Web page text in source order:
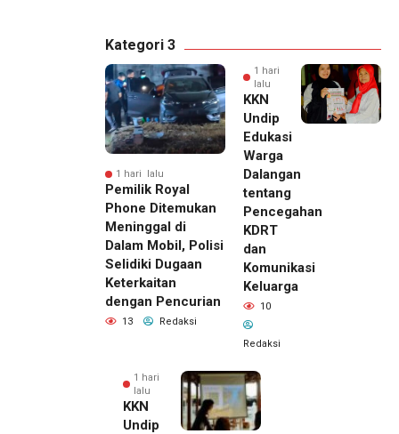
Kategori 3
1 hari lalu
Pemilik Royal
Phone Ditemukan
Meninggal di
Dalam Mobil, Polisi
Selidiki Dugaan
Keterkaitan
dengan Pencurian
13 Redaksi
1 hari
lalu
KKN
Undip
Edukasi
Warga
Dalangan
tentang
Pencegahan
KDRT
dan
Komunikasi
Keluarga
10
Redaksi
1 hari
lalu
KKN
Undip